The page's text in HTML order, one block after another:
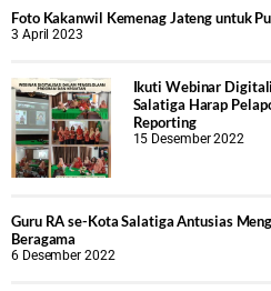
Foto Kakanwil Kemenag Jateng untuk
3 April 2023
Ikuti Webinar
Salatiga Harap
Reporting
15 Desember 2022
Guru RA se-Kota Salatiga Antusias
Beragama
6 Desember 2022